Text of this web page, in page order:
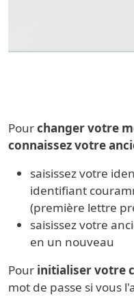
Pourchanger votre
connaissez votre
saisissez votre
identifiant
(première lettre
saisissez votre
en un nouveau
Pour initialiser votre
mot de passe si vous